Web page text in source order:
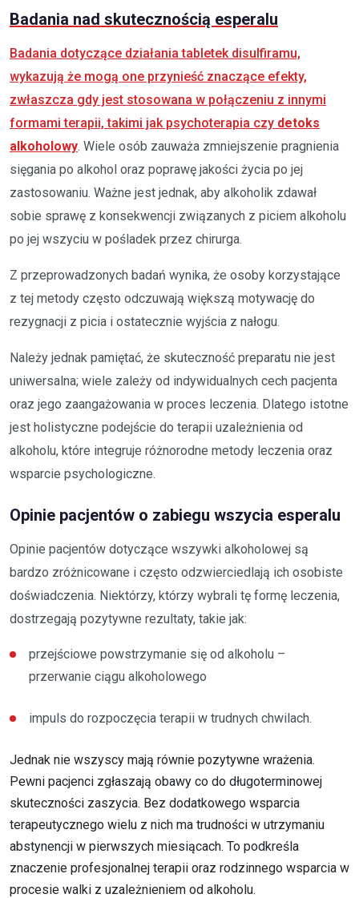
Badania nad skutecznością esperalu
Badania dotyczące działania tabletek disulfiramu,
wykazują że mogą one przynieść znaczące efekty,
zwłaszcza gdy jest stosowana w połączeniu z innymi
formami terapii, takimi jak psychoterapia czy detoks
alkoholowy. Wiele osób zauważa zmniejszenie pragnienia
sięgania po alkohol oraz poprawę jakości życia po jej
zastosowaniu. Ważne jest jednak, aby alkoholik zdawał
sobie sprawę z konsekwencji związanych z piciem alkoholu
po jej wszyciu w pośladek przez chirurga.
Z przeprowadzonych badań wynika, że osoby korzystające
z tej metody często odczuwają większą motywację do
rezygnacji z picia i ostatecznie wyjścia z nałogu.
Należy jednak pamiętać, że skuteczność preparatu nie jest
uniwersalna; wiele zależy od indywidualnych cech pacjenta
oraz jego zaangażowania w proces leczenia. Dlatego istotne
jest holistyczne podejście do terapii uzależnienia od
alkoholu, które integruje różnorodne metody leczenia oraz
wsparcie psychologiczne.
Opinie pacjentów o zabiegu wszycia esperalu
Opinie pacjentów dotyczące wszywki alkoholowej są
bardzo zróżnicowane i często odzwierciedlają ich osobiste
doświadczenia. Niektórzy, którzy wybrali tę formę leczenia,
dostrzegają pozytywne rezultaty, takie jak:
przejściowe powstrzymanie się od alkoholu –
przerwanie ciągu alkoholowego
impuls do rozpoczęcia terapii w trudnych chwilach.
Jednak nie wszyscy mają równie pozytywne wrażenia.
Pewni pacjenci zgłaszają obawy co do długoterminowej
skuteczności zaszycia. Bez dodatkowego wsparcia
terapeutycznego wielu z nich ma trudności w utrzymaniu
abstynencji w pierwszych miesiącach. To podkreśla
znaczenie profesjonalnej terapii oraz rodzinnego wsparcia w
procesie walki z uzależnieniem od alkoholu.